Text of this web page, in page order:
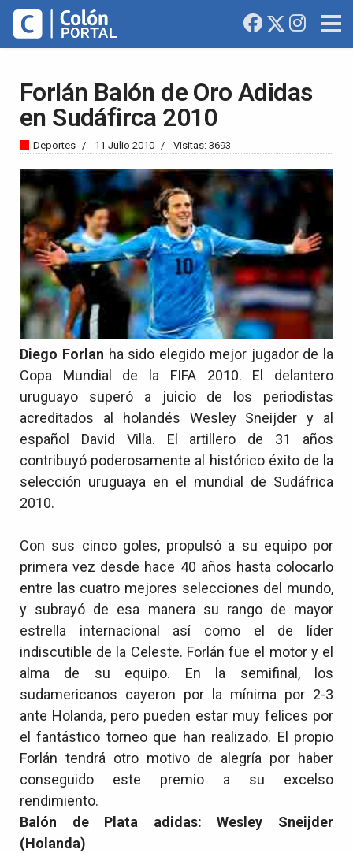
Forlán Balón de Oro Adidas
en Sudáfirca 2010
Deportes 11 Julio 2010 Visitas: 3693
Diego Forlan ha sido elegido mejor jugador de la
Copa Mundial de la FIFA 2010. El delantero
uruguayo superó a juicio de los periodistas
acreditados al holandés Wesley Sneijder y al
español David Villa. El artillero de 31 años
contribuyó poderosamente al histórico éxito de la
selección uruguaya en el mundial de Sudáfrica
2010.
Con sus cinco goles, propulsó a su equipo por
primera vez desde hace 40 años hasta colocarlo
entre las cuatro mejores selecciones del mundo,
y subrayó de esa manera su rango de mayor
estrella internacional así como el de líder
indiscutible de la Celeste. Forlán fue el motor y el
alma de su equipo. En la semifinal, los
sudamericanos cayeron por la mínima por 2-3
ante Holanda, pero pueden estar muy felices por
el fantástico torneo que han realizado. El propio
Forlán tendrá otro motivo de alegría por haber
conseguido este premio a su excelso
rendimiento.
Balón de Plata adidas: Wesley Sneijder
(Holanda)